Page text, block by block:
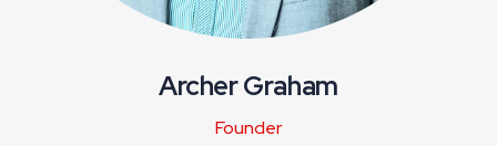
Archer Graham
Founder